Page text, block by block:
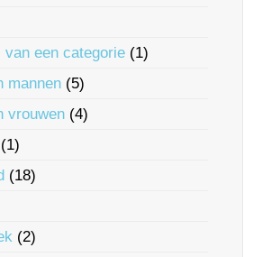
van een categorie (1)
mannen (5)
vrouwen (4)
(1)
(18)
(2)